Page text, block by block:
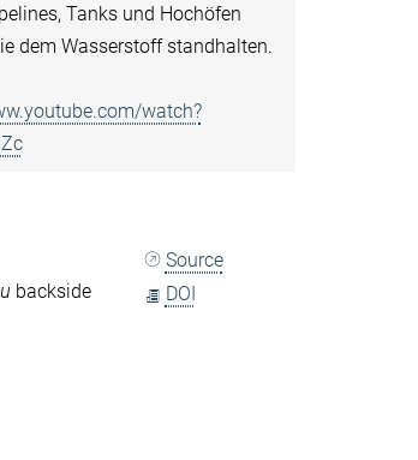
Tanks und Hochöfen
dem Wasserstoff standhalten.
watch?
backside
Source
DOI